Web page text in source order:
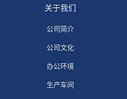
关于我们
公司简介
公司文化
办公环境
生产车间